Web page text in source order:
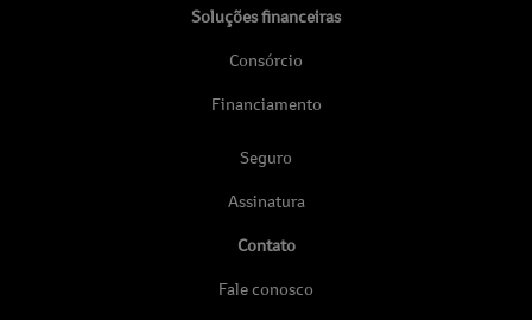
Soluções financeiras
Consórcio
Financiamento
Seguro
Assinatura
Contato
Fale conosco